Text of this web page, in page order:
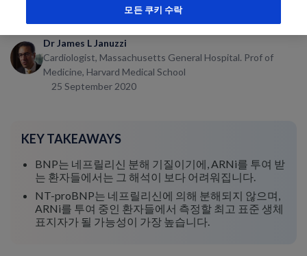
Dr James L Januzzi
Cardiologist, Massachusetts General Hospital. Prof of
Medicine, Harvard Medical School
25 September 2020
KEY TAKEAWAYS
BNP는 네프릴리신 분해 기질이기에, ARNi를 투여 받
는 환자들에서는 그 해석이 보다 어려워집니다.
NT-proBNP는 네프릴리신에 의해 분해되지 않으며,
ARNi를 투여 중인 환자들에서 측정할 최고 표준 생체
표지자가 될 가능성이 가장 높습니다.
모든 쿠키 수락